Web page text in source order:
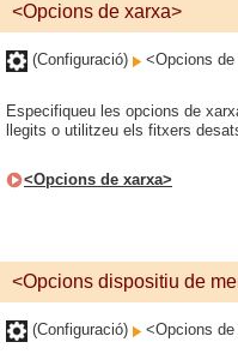
<Opcions de xarxa>
(Configuració) <Opcions
Especifiqueu les opcions de
llegits o utilitzeu els fitxers
<Opcions de xarxa>
<Opcions dispositiu de
(Configuració) <Opcions